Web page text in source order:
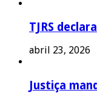
TJRS
abril 23, 2026
Justiça